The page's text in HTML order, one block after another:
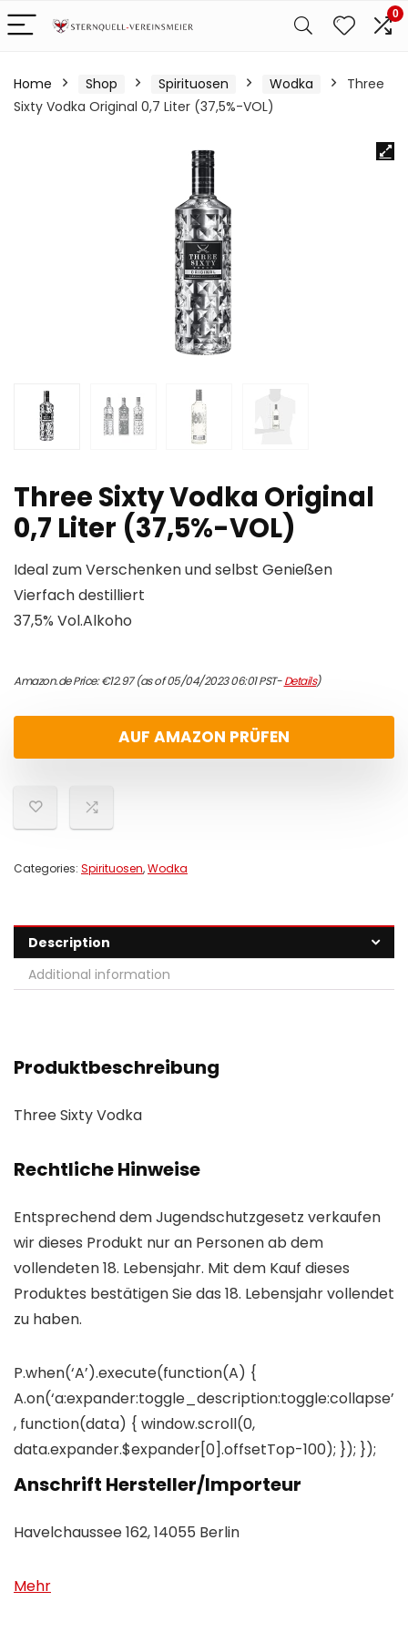
0
Home Shop Spirituosen Wodka
Three
Sixty Vodka Original 0,7 Liter (37,5%-VOL)
Three Sixty Vodka Original
0,7 Liter (37,5%-VOL)
Ideal zum Verschenken und selbst Genießen
Vierfach destilliert
37,5% Vol.Alkoho
Amazon.de Price:€12.97(as of 05/04/2023 06:01 PST-Details)
AUF AMAZON PRÜFEN
Categories: Spirituosen,Wodka
Description
Additional information
Produktbeschreibung
Three Sixty Vodka
Rechtliche Hinweise
Entsprechend dem Jugendschutzgesetz verkaufen
wir dieses Produkt nur an Personen ab dem
vollendeten 18. Lebensjahr. Mit dem Kauf dieses
Produktes bestätigen Sie das 18. Lebensjahr vollendet
zu haben.
P.when(‘A’).execute(function(A) {
A.on(‘a:expander:toggle_description:toggle:collapse’
, function(data) { window.scroll(0,
data.expander.$expander[0].offsetTop-100); }); });
Anschrift Hersteller/Importeur
Havelchaussee 162, 14055 Berlin
Mehr